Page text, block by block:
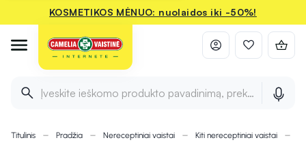
KOSMETIKOS MĖNUO: nuolaidos iki -50%!
Įveskite ieškomo produkto pavadinimą, prekės ženklą ir
Titulinis Pradžia Nereceptiniai vaistai Kiti nereceptiniai vaistai